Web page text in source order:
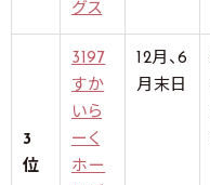
グス
3
位
3197
すか
いら
ーく
ホー
12月、6
月末日